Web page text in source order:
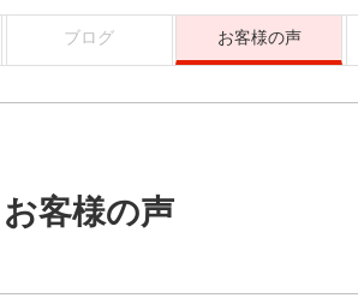
ブログ お客様の声
お客様の声